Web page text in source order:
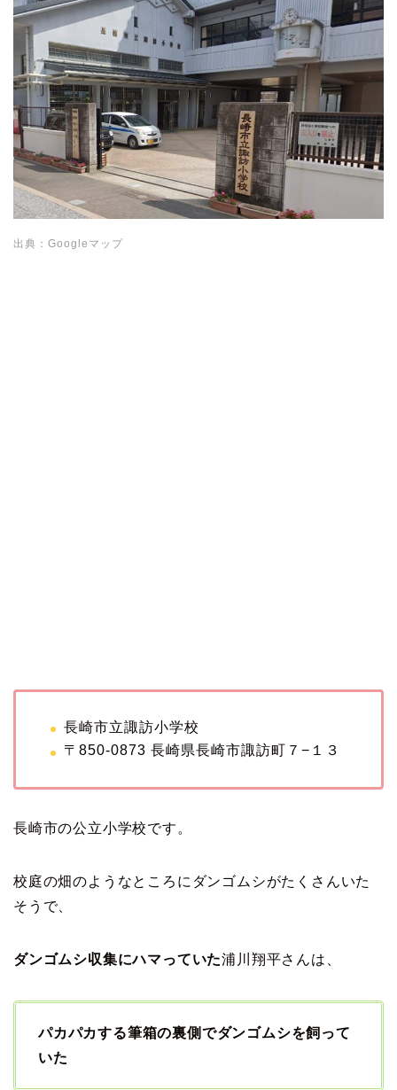
出典：Googleマップ
長崎市立諏訪小学校
〒850-0873 長崎県長崎市諏訪町７−１３
長崎市の公立小学校です。
校庭の畑のようなところにダンゴムシがたくさんいた
そうで、
ダンゴムシ収集にハマっていた浦川翔平さんは、
パカパカする筆箱の裏側でダンゴムシを飼って
いた